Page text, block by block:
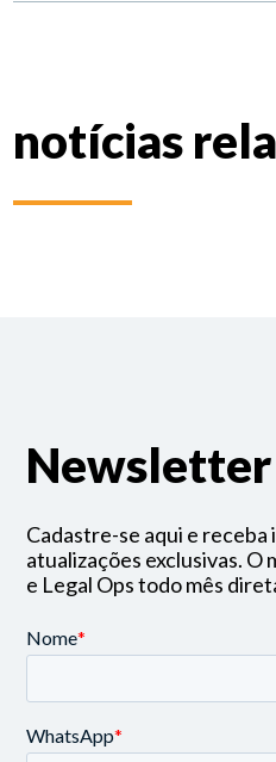
notícias
Cadastre-se aqui e receba
atualizações exclusivas.
e Legal Ops todo mês